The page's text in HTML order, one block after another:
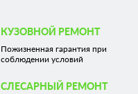
КУЗОВНОЙ РЕМОНТ
Пожизненная гарантия при
соблюдении условий
СЛЕСАРНЫЙ РЕМОНТ